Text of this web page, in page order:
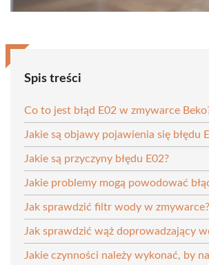
Spis treści
Co to jest błąd E02 w zmywarce
Jakie są objawy pojawienia się błędu
Jakie są przyczyny błędu E02?
Jakie problemy mogą powodować
Jak sprawdzić filtr wody w zmywarce?
Jak sprawdzić wąż doprowadzający
Jakie czynności należy wykonać, by